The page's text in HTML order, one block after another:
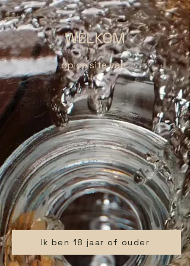
WELKOM
op de site van
Ik ben 18 jaar of ouder